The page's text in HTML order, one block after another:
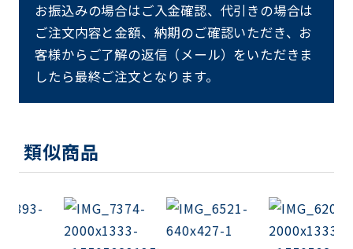
お振込みの場合はご入金確認、代引きの場合は
ご注文内容と金額、納期のご確認いただき、お
客様からご了解の返信（メール）をいただきま
したら最終ご注文となります。
類似商品